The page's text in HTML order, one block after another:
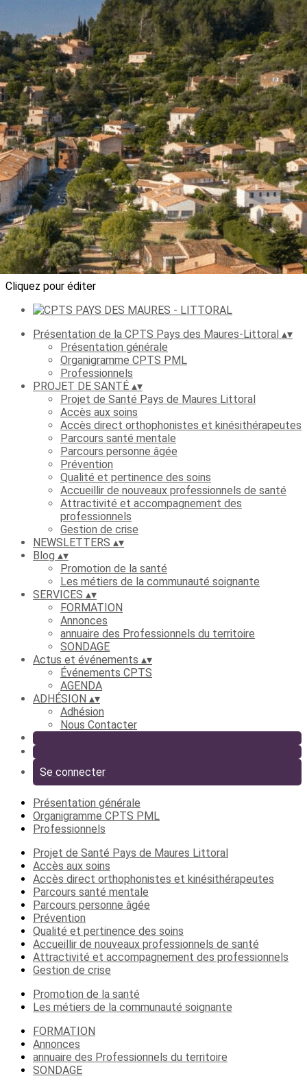
Exporter les lignes sélectionnées
Exporter toutes les colonnes
Exporter uniquement les colonnes affichées
Menu
?>
Images de la page d'accueil
Cliquez pour éditer
Ajoutez un logo, un bouton, des réseaux sociaux
Cliquez pour éditer
Présentation de la CPTS Pays des Maures-Littoral ▴▾
Présentation générale
Organigramme CPTS PML
Professionnels
PROJET DE SANTÉ ▴▾
Projet de Santé Pays de Maures Littoral
Accès aux soins
Accès direct orthophonistes et kinésithérapeutes
Parcours santé mentale
Parcours personne âgée
Prévention
Qualité et pertinence des soins
Accueillir de nouveaux professionnels de santé
Attractivité et accompagnement des
professionnels
Gestion de crise
NEWSLETTERS ▴▾
Blog ▴▾
Promotion de la santé
Les métiers de la communauté soignante
SERVICES ▴▾
FORMATION
Annonces
annuaire des Professionnels du territoire
SONDAGE
Actus et événements ▴▾
Événements CPTS
AGENDA
ADHÉSION ▴▾
Adhésion
Nous Contacter
Se connecter
Présentation générale
Organigramme CPTS PML
Professionnels
Projet de Santé Pays de Maures Littoral
Accès aux soins
Accès direct orthophonistes et kinésithérapeutes
Parcours santé mentale
Parcours personne âgée
Prévention
Qualité et pertinence des soins
Accueillir de nouveaux professionnels de santé
Attractivité et accompagnement des professionnels
Gestion de crise
Promotion de la santé
Les métiers de la communauté soignante
FORMATION
Annonces
annuaire des Professionnels du territoire
SONDAGE